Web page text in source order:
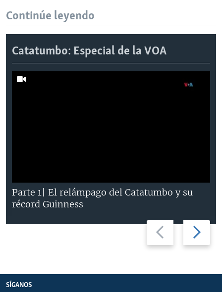
Continúe leyendo
Catatumbo: Especial de la VOA
Previous
slide
Next
slide
Parte 1| El relámpago del Catatumbo y su
récord Guinness
SÍGANOS